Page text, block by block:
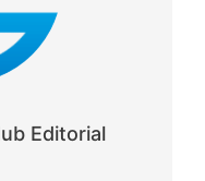
Editorial